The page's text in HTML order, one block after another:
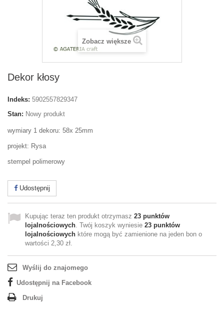
Zobacz większe
Dekor kłosy
Indeks: 5902557829347
Stan: Nowy produkt
wymiary 1 dekoru: 58x 25mm
projekt: Rysa
stempel polimerowy
Udostępnij
Kupując teraz ten produkt otrzymasz 23 punktów
lojalnościowych. Twój koszyk wyniesie 23 punktów
lojalnościowych które mogą być zamienione na jeden bon o
wartości 2,30 zł.
Wyślij do znajomego
Udostępnij na Facebook
Drukuj